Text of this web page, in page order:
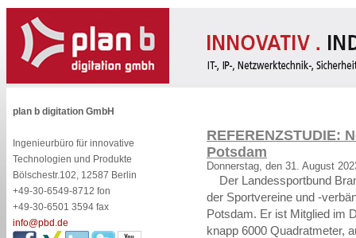
plan b digitation GmbH
Ingenieurbüro für innovative
Technologien und Produkte
Bölschestr.102, 12587 Berlin
+49-30-6549-8712 fon
+49-30-6501 3594 fax
info@pbd.de
REFERENZSTUDIE:
Potsdam
Donnerstag, den 31. August
Der Landessportbund
der Sportvereine und -
Potsdam. Er ist Mitglied im
knapp 6000 Quadratmeter,